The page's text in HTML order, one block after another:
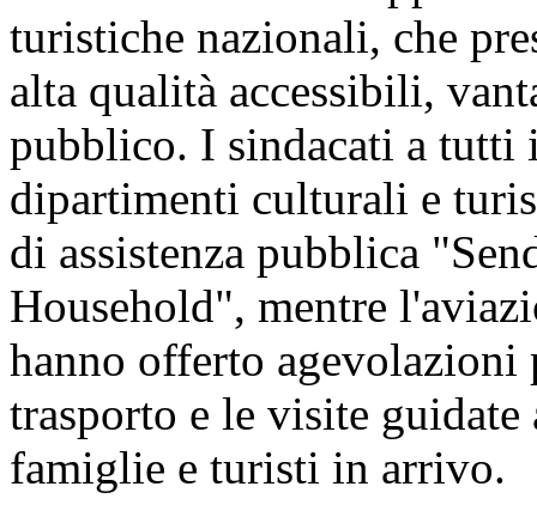
turistiche nazionali, che
alta qualità accessibili,
pubblico. I sindacati a
dipartimenti culturali e
di assistenza pubblica
Household", mentre
hanno offerto
trasporto e le visite
famiglie e turisti in arrivo.